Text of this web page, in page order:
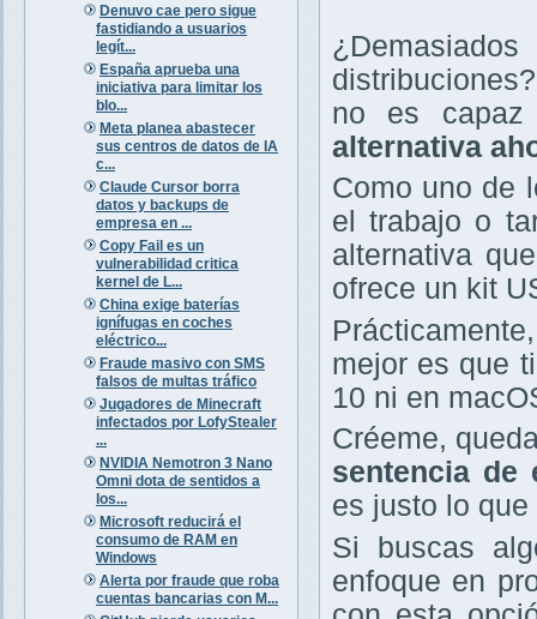
Denuvo cae pero sigue
fastidiando a usuarios
legít...
España aprueba una
iniciativa para limitar los
blo...
Meta planea abastecer
sus centros de datos de IA
c...
Claude Cursor borra
datos y backups de
empresa en ...
Copy Fail es un
vulnerabilidad critica
kernel de L...
China exige baterías
ignífugas en coches
eléctrico...
Fraude masivo con SMS
falsos de multas tráfico
Jugadores de Minecraft
infectados por LofyStealer
...
NVIDIA Nemotron 3 Nano
Omni dota de sentidos a
los...
Microsoft reducirá el
consumo de RAM en
Windows
Alerta por fraude que roba
cuentas bancarias con M...
no es
alternativa
Como uno de
el trabajo o
alternativa
ofrece un kit
mejor es que
10 ni en
Créeme,
sentencia de
es justo lo
Si buscas
enfoque en